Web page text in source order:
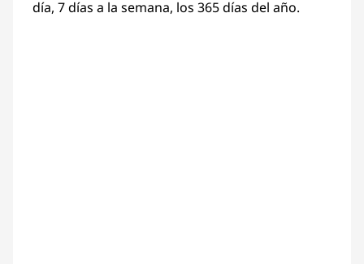
día, 7 días a la semana, los 365 días del año.